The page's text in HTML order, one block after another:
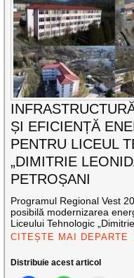
ȘI EFICIENȚĂ
PENTRU LICEUL
„DIMITRIE
PETROȘANI
Programul Regional Vest
posibilă modernizarea
Liceului Tehnologic
CITEȘTE MAI DEPARTE
Distribuie acest articol